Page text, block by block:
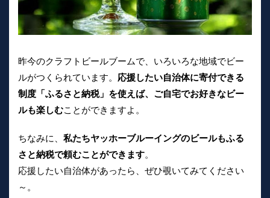
昨今のクラフトビールブームで、いろいろな地域でビー
ルがつくられています。 応援したい自治体に寄付できる
制度「ふるさと納税」を使えば、ご自宅でお好きなビー
ルも楽しむことができますよ。
ちなみに、 私たちヤッホーブルーイングのビールもふる
さと納税で頼むことができます。
応援したい自治体があったら、ぜひ覗いてみてください
～。